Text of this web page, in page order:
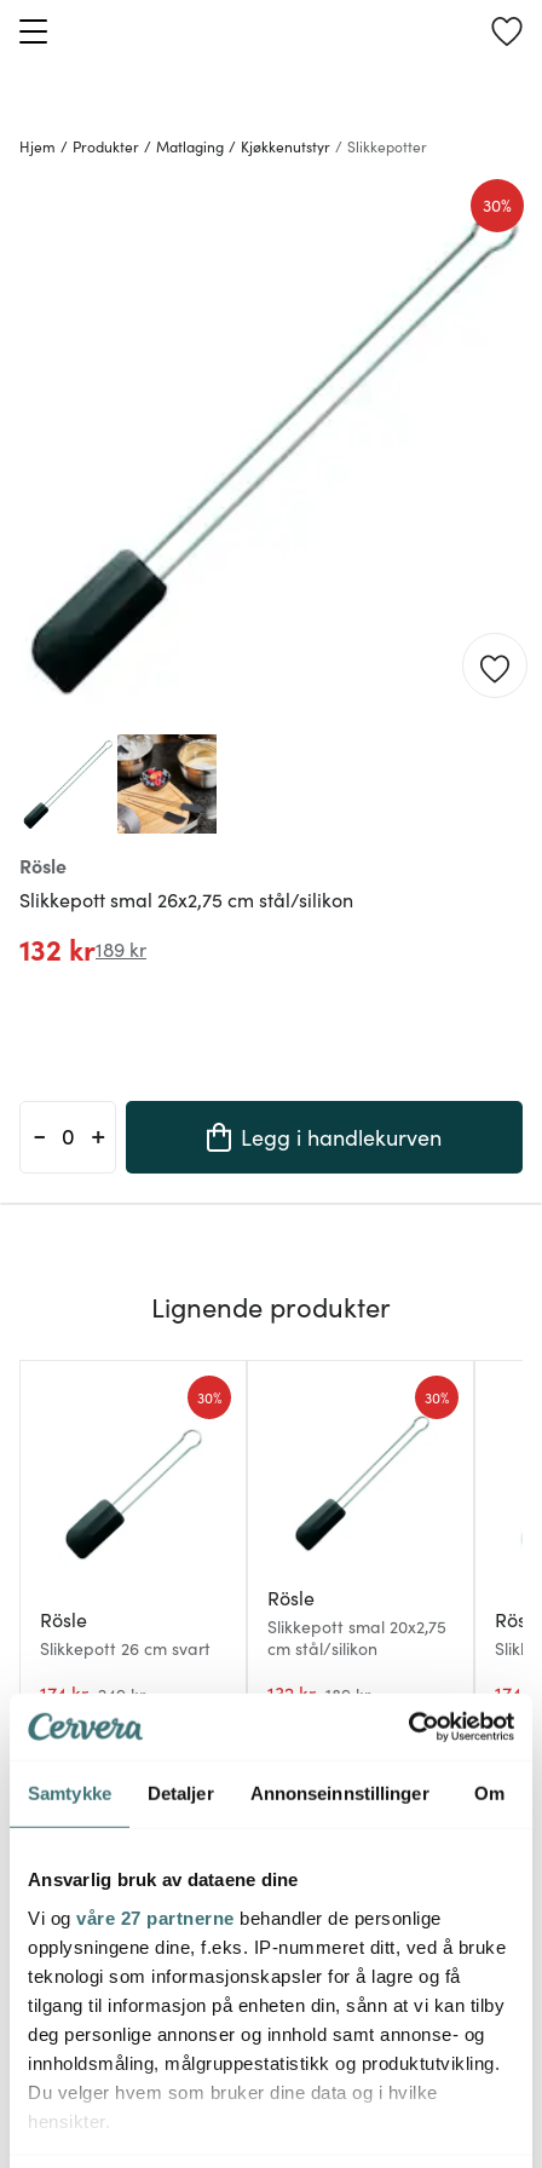
Samtykke Detaljer Annonseinnstillinger Om
Ansvarlig bruk av dataene dine
Vi og våre 27 partnerne behandler de personlige
opplysningene dine, f.eks. IP-nummeret ditt, ved å bruke
teknologi som informasjonskapsler for å lagre og få
tilgang til informasjon på enheten din, sånn at vi kan tilby
deg personlige annonser og innhold samt annonse- og
innholdsmåling, målgruppestatistikk og produktutvikling.
Du velger hvem som bruker dine data og i hvilke
hensikter.
Hjem / Produkter / Matlaging / Kjøkkenutstyr / Slikkepotter
Rösle
Slikkepott smal 26x2,75 cm stål/silikon
30%
132 kr189 kr
- + Legg i handlekurven
Lignende produkter
Rösle
Slikkepott 26 cm svart
174 kr 249 kr
30%
På lager
Rösle
Slikkepott smal 20x2,75
cm stål/silikon
132 kr 189 kr
30%
Rösle
174 kr
36%